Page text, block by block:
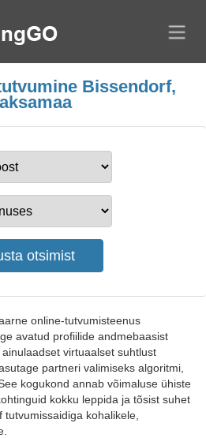
Bissendorf,
online-tutvumisteenus
avatud profiilide andmebaasist
virtuaalset suhtlust
partneri valimiseks algoritmi,
kogukond annab võimaluse ühiste
kokku leppida ja tõsist suhet
kohalikele,